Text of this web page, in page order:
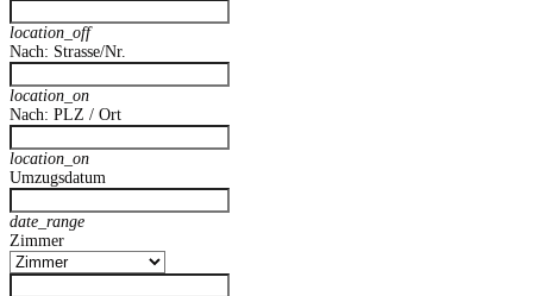
location_off
Nach: Strasse/Nr.
location_on
Nach: PLZ / Ort
location_on
Umzugsdatum
date_range
Zimmer